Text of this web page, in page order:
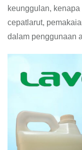
keunggulan,
cepatlarut,
dalam penggunaan